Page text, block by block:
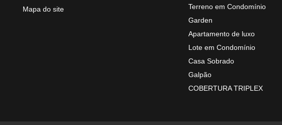
Mapa do site
Terreno em Condomínio
Garden
Apartamento de luxo
Lote em Condomínio
Casa Sobrado
Galpão
COBERTURA TRIPLEX